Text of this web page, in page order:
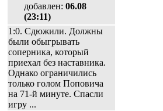
добавлен: 06.08
(23:11)
1:0. Сдюжили. Должны
были обыгрывать
соперника, который
приехал без наставника.
Однако ограничились
только голом Поповича
на 71-й минуте. Спасли
игру ...